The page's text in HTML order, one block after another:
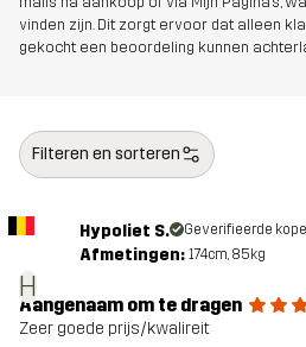
Artikelnummer 11193_2891
vinden zijn. Dit zorgt ervoor dat alleen
gekocht een beoordeling kunnen
Filteren en sorteren
H
Hypoliet S. Geverifieerde
Afmetingen: 174cm, 85kg
Aangenaam om te dragen
Zeer goede prijs/kwalireit